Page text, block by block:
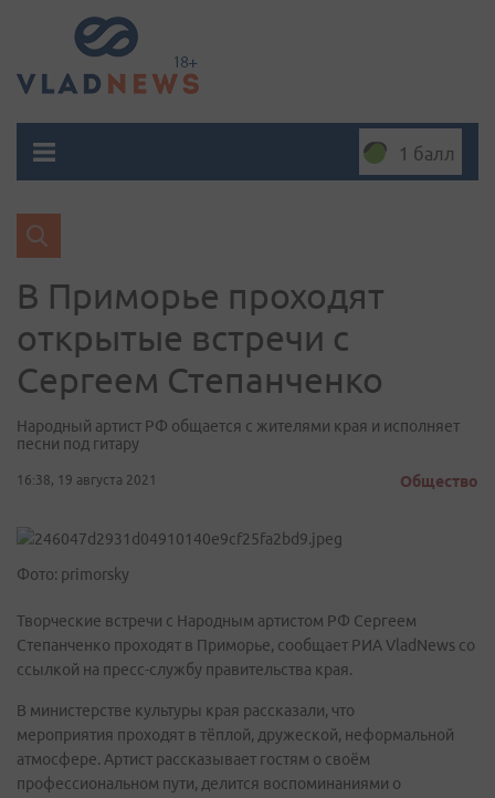
1 балл
В Приморье проходят
открытые встречи с
Сергеем Степанченко
Народный артист РФ общается с жителями края и исполняет
песни под гитару
16:38, 19 августа 2021 Общество
Фото: primorsky
Творческие встречи с Народным артистом РФ Сергеем
Степанченко проходят в Приморье, сообщает РИА VladNews со
ссылкой на пресс-службу правительства края.
В министерстве культуры края рассказали, что
мероприятия проходят в тёплой, дружеской, неформальной
атмосфере. Артист рассказывает гостям о своём
профессиональном пути, делится воспоминаниями о